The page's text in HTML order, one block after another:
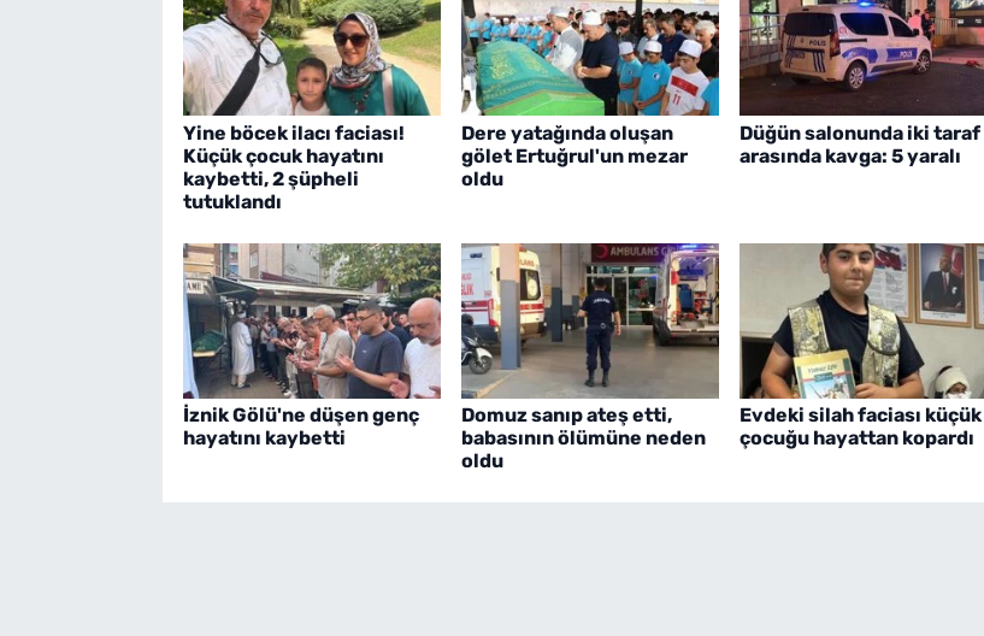
Yine böcek ilacı faciası!
Küçük çocuk hayatını
kaybetti, 2 şüpheli
tutuklandı
Dere yatağında oluşan
gölet Ertuğrul'un mezar
oldu
Düğün salonunda iki taraf
arasında kavga: 5 yaralı
İznik Gölü'ne düşen genç
hayatını kaybetti
Domuz sanıp ateş etti,
babasının ölümüne neden
oldu
Evdeki silah faciası küçük
çocuğu hayattan kopardı